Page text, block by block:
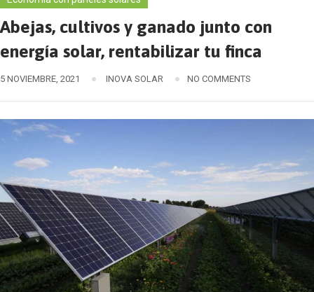
Abejas, cultivos y ganado junto con
energía solar, rentabilizar tu finca
5 NOVIEMBRE, 2021 INOVA SOLAR NO COMMENTS